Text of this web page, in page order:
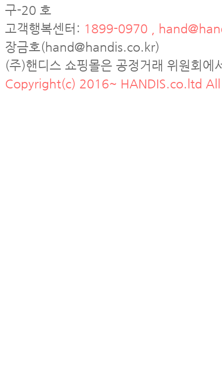
구-20 호
고객행복센터: 1899-0970 ,
장금호(hand@handis.co.kr)
(주)핸디스 쇼핑몰은 공정거래 위원회
Copyright(c) 2016~ HANDIS.co.ltd